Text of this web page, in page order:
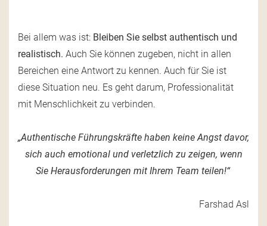
Bei allem was ist: Bleiben Sie selbst authentisch und
realistisch. Auch Sie können zugeben, nicht in allen
Bereichen eine Antwort zu kennen. Auch für Sie ist
diese Situation neu. Es geht darum, Professionalität
mit Menschlichkeit zu verbinden.
„Authentische Führungskräfte haben keine Angst davor,
sich auch emotional und verletzlich zu zeigen, wenn
Sie Herausforderungen mit Ihrem Team teilen!“
Farshad Asl